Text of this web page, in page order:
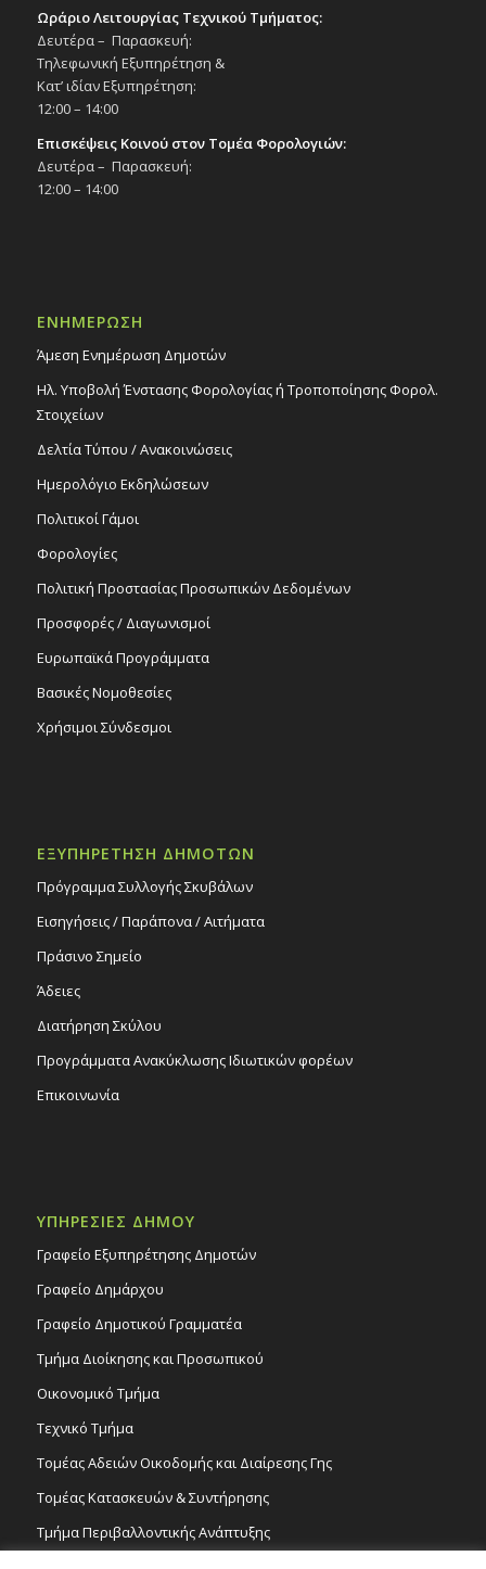
Ωράριο Λειτουργίας Τεχνικού Τμήματος:
Δευτέρα – Παρασκευή:
Τηλεφωνική Εξυπηρέτηση &
Κατ’ ιδίαν Εξυπηρέτηση:
12:00 – 14:00
Επισκέψεις Κοινού στον Τομέα Φορολογιών:
Δευτέρα – Παρασκευή:
12:00 – 14:00
ΕΝΗΜΕΡΩΣΗ
Άμεση Ενημέρωση Δημοτών
Ηλ. Υποβολή Ένστασης Φορολογίας ή Τροποποίησης Φορολ.
Στοιχείων
Δελτία Τύπου / Ανακοινώσεις
Ημερολόγιο Εκδηλώσεων
Πολιτικοί Γάμοι
Φορολογίες
Πολιτική Προστασίας Προσωπικών Δεδομένων
Προσφορές / Διαγωνισμοί
Ευρωπαϊκά Προγράμματα
Βασικές Νομοθεσίες
Χρήσιμοι Σύνδεσμοι
ΕΞΥΠΗΡΕΤΗΣΗ ΔΗΜΟΤΩΝ
Πρόγραμμα Συλλογής Σκυβάλων
Εισηγήσεις / Παράπονα / Αιτήματα
Πράσινο Σημείο
Άδειες
Διατήρηση Σκύλου
Προγράμματα Ανακύκλωσης Ιδιωτικών φορέων
Επικοινωνία
ΥΠΗΡΕΣΙΕΣ ΔΗΜΟΥ
Γραφείο Εξυπηρέτησης Δημοτών
Γραφείο Δημάρχου
Γραφείο Δημοτικού Γραμματέα
Τμήμα Διοίκησης και Προσωπικού
Οικονομικό Τμήμα
Τεχνικό Τμήμα
Τομέας Αδειών Οικοδομής και Διαίρεσης Γης
Τομέας Κατασκευών & Συντήρησης
Τμήμα Περιβαλλοντικής Ανάπτυξης